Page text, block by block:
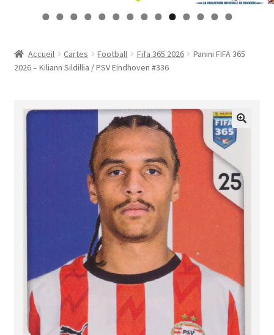
Contact
Mon compte
Panier
Validation de la commande
0 1 2 3 4
Accueil Cartes Football Fifa 365 2026
Panini FIFA 365
2026 – Kiliann Sildillia / PSV Eindhoven #336